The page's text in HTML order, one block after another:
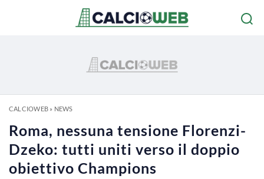
CALCIOWEB» NEWS
Roma, nessuna tensione Florenzi-
Dzeko: tutti uniti verso il doppio
obiettivo Champions